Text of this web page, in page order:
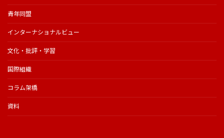
青年同盟
インターナショナルビュー
文化・批評・学習
国際組織
コラム架橋
資料